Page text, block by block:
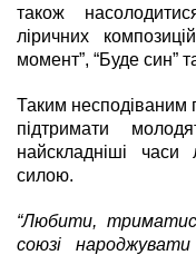
також
ліричних
момент”, “Буде син”
Таким несподіваним
підтримати
найскладніші
силою.
“Любити,
союзі